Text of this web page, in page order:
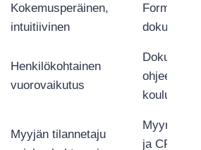
Kokemusperäinen,
intuitiivinen
Formaali,
Henkilökohtainen
vuorovaikutus
ohjeet,
koulutus
Myyjän tilannetaju
ja CRM-